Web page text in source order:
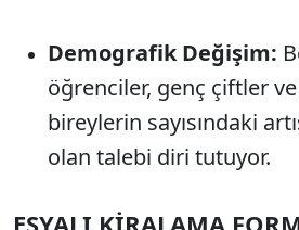
Demografik Değişim:
öğrenciler, genç çiftler ve
bireylerin sayısındaki
olan talebi diri tutuyor.